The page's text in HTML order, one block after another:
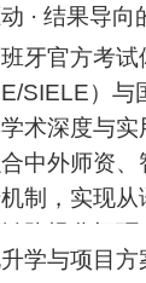
牙官方考试
SIELE）
术深度与
中外师资
制，实现
路提分闭环
构“教有所依
· 结果导向
学与项目方